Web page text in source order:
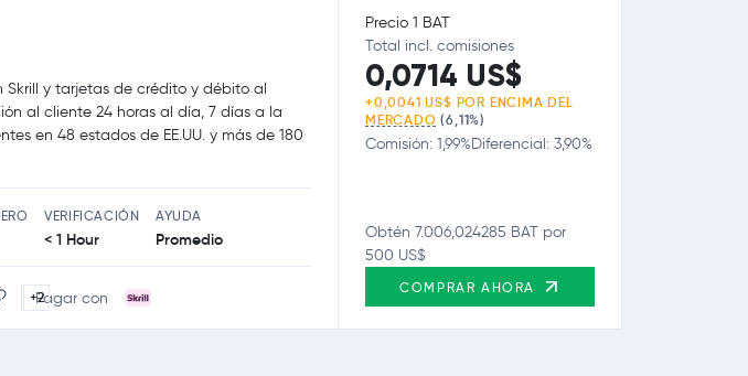
y tarjetas de crédito y débito al
al cliente 24 horas al día, 7 días a la
en 48 estados de EE.UU. y más de 180
VERIFICACIÓN
< 1 Hour
AYUDA
Promedio
+2Pagar con
Precio 1 BAT
Total incl. comisiones
0,0714 US$
+0,0041 US$ POR ENCIMA DEL
MERCADO (6,11%)
Comisión: 1,99%Diferencial: 3,90%
Obtén 7.006,024285 BAT por
500 US$
COMPRAR AHORA